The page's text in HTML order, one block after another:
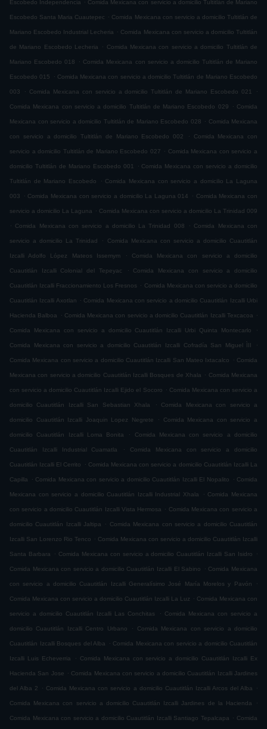
Escobedo Independencia Comida Mexicana con servicio a domicilio Tultitlán de Mariano
Escobedo Santa Maria Cuautepec . Comida Mexicana con servicio a domicilio Tultitlán de
Mariano Escobedo Industrial Lecheria . Comida Mexicana con servicio a domicilio Tultitlán
de Mariano Escobedo Lecheria . Comida Mexicana con servicio a domicilio Tultitlán de
Mariano Escobedo 018 . Comida Mexicana con servicio a domicilio Tultitlán de Mariano
Escobedo 015 . Comida Mexicana con servicio a domicilio Tultitlán de Mariano Escobedo
003 . Comida Mexicana con servicio a domicilio Tultitlán de Mariano Escobedo 021 .
Comida Mexicana con servicio a domicilio Tultitlán de Mariano Escobedo 029 . Comida
Mexicana con servicio a domicilio Tultitlán de Mariano Escobedo 028 . Comida Mexicana
con servicio a domicilio Tultitlán de Mariano Escobedo 002 . Comida Mexicana con
servicio a domicilio Tultitlán de Mariano Escobedo 027 . Comida Mexicana con servicio a
domicilio Tultitlán de Mariano Escobedo 001 . Comida Mexicana con servicio a domicilio
Tultitlán de Mariano Escobedo . Comida Mexicana con servicio a domicilio La Laguna
003 . Comida Mexicana con servicio a domicilio La Laguna 014 . Comida Mexicana con
servicio a domicilio La Laguna . Comida Mexicana con servicio a domicilio La Trinidad 009
.
Comida Mexicana con servicio a domicilio La Trinidad 008 . Comida Mexicana con
servicio a domicilio La Trinidad . Comida Mexicana con servicio a domicilio Cuautitlán
Izcalli Adolfo López Mateos Issemym . Comida Mexicana con servicio a domicilio
Cuautitlán Izcalli Colonial del Tepeyac . Comida Mexicana con servicio a domicilio
Cuautitlán Izcalli Fraccionamiento Los Fresnos . Comida Mexicana con servicio a domicilio
Cuautitlán Izcalli Axotlan . Comida Mexicana con servicio a domicilio Cuautitlán Izcalli Urbi
Hacienda Balboa . Comida Mexicana con servicio a domicilio Cuautitlán Izcalli Texcacoa .
Comida Mexicana con servicio a domicilio Cuautitlán Izcalli Urbi Quinta Montecarlo .
Comida Mexicana con servicio a domicilio Cuautitlán Izcalli Cofradía San Miguel ÌII .
Comida Mexicana con servicio a domicilio Cuautitlán Izcalli San Mateo Ixtacalco . Comida
Mexicana con servicio a domicilio Cuautitlán Izcalli Bosques de Xhala . Comida Mexicana
con servicio a domicilio Cuautitlán Izcalli Ejido el Socoro . Comida Mexicana con servicio a
domicilio Cuautitlán Izcalli San Sebastian Xhala . Comida Mexicana con servicio a
domicilio Cuautitlán Izcalli Joaquin Lopez Negrete . Comida Mexicana con servicio a
domicilio Cuautitlán Izcalli Loma Bonita . Comida Mexicana con servicio a domicilio
Cuautitlán Izcalli Industrial Cuamatla . Comida Mexicana con servicio a domicilio
Cuautitlán Izcalli El Cerrito . Comida Mexicana con servicio a domicilio Cuautitlán Izcalli La
Capilla . Comida Mexicana con servicio a domicilio Cuautitlán Izcalli El Nopalito . Comida
Mexicana con servicio a domicilio Cuautitlán Izcalli Industrial Xhala . Comida Mexicana
con servicio a domicilio Cuautitlán Izcalli Vista Hermosa . Comida Mexicana con servicio a
domicilio Cuautitlán Izcalli Jaltipa . Comida Mexicana con servicio a domicilio Cuautitlán
Izcalli San Lorenzo Rio Tenco . Comida Mexicana con servicio a domicilio Cuautitlán Izcalli
Santa Barbara . Comida Mexicana con servicio a domicilio Cuautitlán Izcalli San Isidro .
Comida Mexicana con servicio a domicilio Cuautitlán Izcalli El Sabino . Comida Mexicana
con servicio a domicilio Cuautitlán Izcalli Generalísimo José María Morelos y Pavón .
Comida Mexicana con servicio a domicilio Cuautitlán Izcalli La Luz . Comida Mexicana con
servicio a domicilio Cuautitlán Izcalli Las Conchitas . Comida Mexicana con servicio a
domicilio Cuautitlán Izcalli Centro Urbano . Comida Mexicana con servicio a domicilio
Cuautitlán Izcalli Bosques del Alba . Comida Mexicana con servicio a domicilio Cuautitlán
Izcalli Luis Echeverria . Comida Mexicana con servicio a domicilio Cuautitlán Izcalli Ex
Hacienda San Jose . Comida Mexicana con servicio a domicilio Cuautitlán Izcalli Jardines
del Alba 2 . Comida Mexicana con servicio a domicilio Cuautitlán Izcalli Arcos del Alba .
Comida Mexicana con servicio a domicilio Cuautitlán Izcalli Jardines de la Hacienda .
Comida Mexicana con servicio a domicilio Cuautitlán Izcalli Santiago Tepalcapa . Comida